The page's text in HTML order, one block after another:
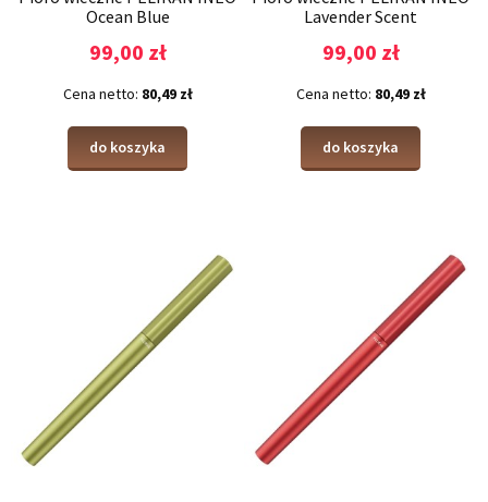
Ocean Blue
99,00 zł
Cena netto: 80,49 zł
do koszyka
Lavender Scent
99,00 zł
Cena netto: 80,49 zł
do koszyka